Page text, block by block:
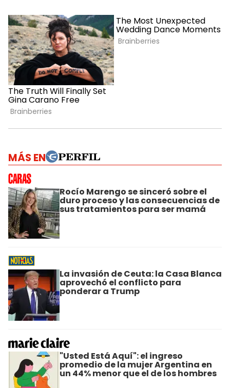
MÁS EN
Rocío Marengo se sinceró sobre el
duro proceso y las consecuencias de
sus tratamientos para ser mamá
La invasión de Ceuta: la Casa Blanca
aprovechó el conflicto para
ponderar a Trump
"Usted Está Aquí": el ingreso
promedio de la mujer Argentina en
un 44% menor que el de los hombres